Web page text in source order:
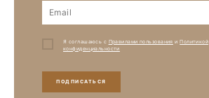
Я соглашаюсь с Правилами пользования иПолитикой
конфиденциальности
ПОДПИСАТЬСЯ